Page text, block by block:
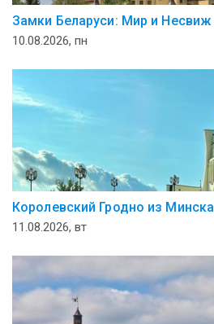
Замки Беларуси: Мир и Несвиж
10.08.2026, пн
Королевский Гродно из Минска
11.08.2026, вт